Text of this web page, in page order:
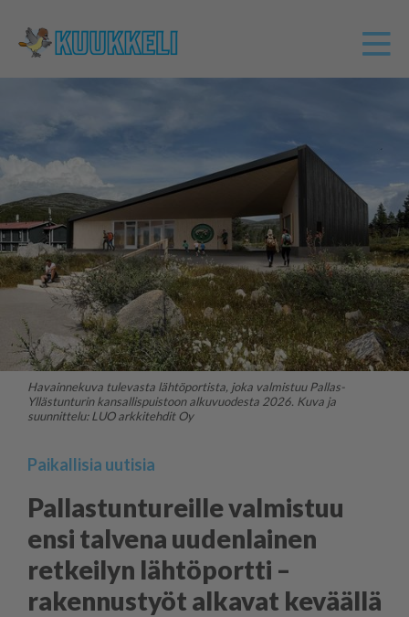
Havainnekuva tulevasta lähtöportista, joka valmistuu Pallas-
Yllästunturin kansallispuistoon alkuvuodesta 2026. Kuva ja
suunnittelu: LUO arkkitehdit Oy
Paikallisia uutisia
Pallastuntureille valmistuu
ensi talvena uudenlainen
retkeilyn lähtöportti –
rakennustyöt alkavat keväällä